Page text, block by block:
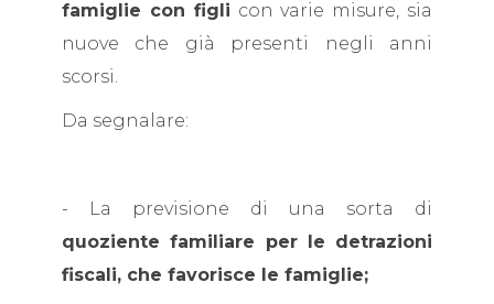
famiglie con figli con varie misure, sia
nuove che già presenti negli anni
scorsi.
Da segnalare:
- La previsione di una sorta di
quoziente familiare per le detrazioni
fiscali, che favorisce le famiglie;